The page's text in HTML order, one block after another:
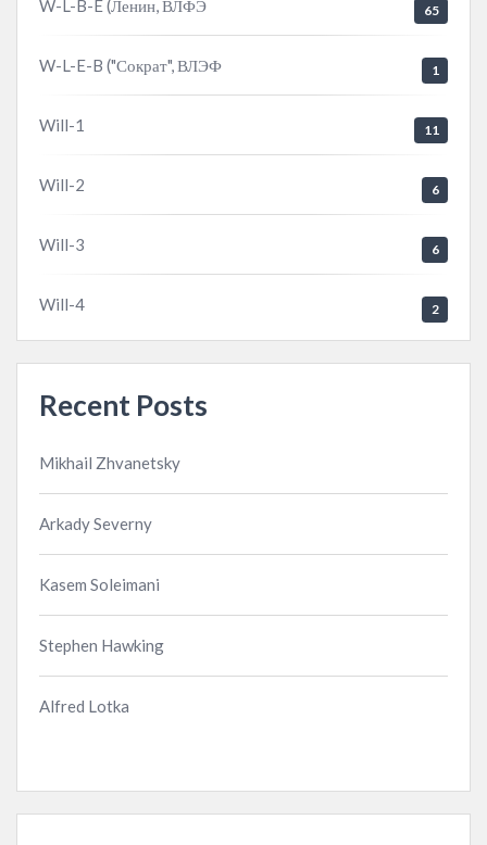
W-L-B-E (Ленин, ВЛФЭ 65
W-L-E-B ("Сократ", ВЛЭФ 1
Will-1 11
Will-2 6
Will-3 6
Will-4 2
Recent Posts
Mikhail Zhvanetsky
Arkady Severny
Kasem Soleimani
Stephen Hawking
Alfred Lotka